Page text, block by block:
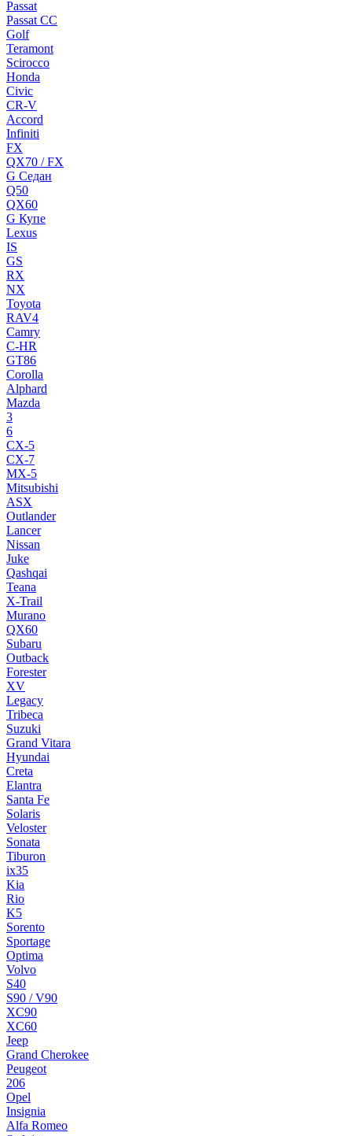
Passat
Passat CC
Golf
Teramont
Scirocco
Honda
Civic
CR-V
Accord
Infiniti
FX
QX70 / FX
G Cедан
Q50
QX60
G Купе
Lexus
IS
GS
RX
NX
Toyota
RAV4
Camry
C-HR
GT86
Corolla
Alphard
Mazda
3
6
CX-5
CX-7
MX-5
Mitsubishi
ASX
Outlander
Lancer
Nissan
Juke
Qashqai
Teana
X-Trail
Murano
QX60
Subaru
Outback
Forester
XV
Legacy
Tribeca
Suzuki
Grand Vitara
Hyundai
Creta
Elantra
Santa Fe
Solaris
Veloster
Sonata
Tiburon
ix35
Kia
Rio
K5
Sorento
Sportage
Optima
Volvo
S40
S90 / V90
XC90
XC60
Jeep
Grand Cherokee
Peugeot
206
Opel
Insignia
Alfa Romeo